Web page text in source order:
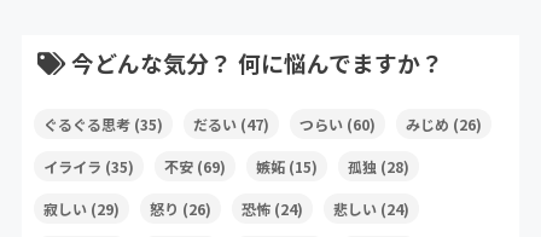
今どんな気分？ 何に悩んでますか？
ぐるぐる思考(35) だるい(47) つらい(60) みじめ (26)
イライラ (35) 不安(69) 嫉妬(15) 孤独 (28)
寂しい(29) 怒り (26) 恐怖(24) 悲しい(24)